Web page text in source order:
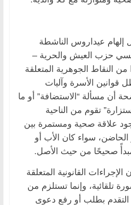
إلهام عيداروس الناشطة
حزب العيش والحرية –
النقاط الجوهرية المتعلقة
الأسرة وآليات
أن مسألة “الاستضافة” أو ما
تقوم من الناحية
علاقة صحية ومستمرة بين
سواء كان الأب أو
مبدأً صحيحًا من حيث الأصل.
القانونية المتعلقة
تلقائية، وإنما تستلزم من
بطلب أو رفع دعوى